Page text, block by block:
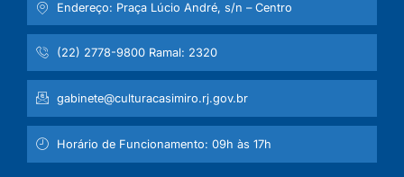
Endereço: Praça Lúcio André, s/n – Centro
(22) 2778-9800 Ramal: 2320
gabinete@culturacasimiro.rj.gov.br
Horário de Funcionamento: 09h às 17h